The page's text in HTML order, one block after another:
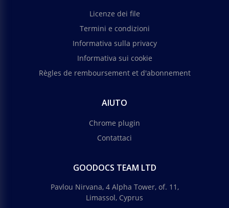
Licenze dei file
Termini e condizioni
Informativa sulla privacy
Informativa sui cookie
Règles de remboursement et d'abonnement
AIUTO
Chrome plugin
Contattaci
GOODOCS TEAM LTD
Pavlou Nirvana, 4 Alpha Tower, of. 11,
Limassol, Cyprus